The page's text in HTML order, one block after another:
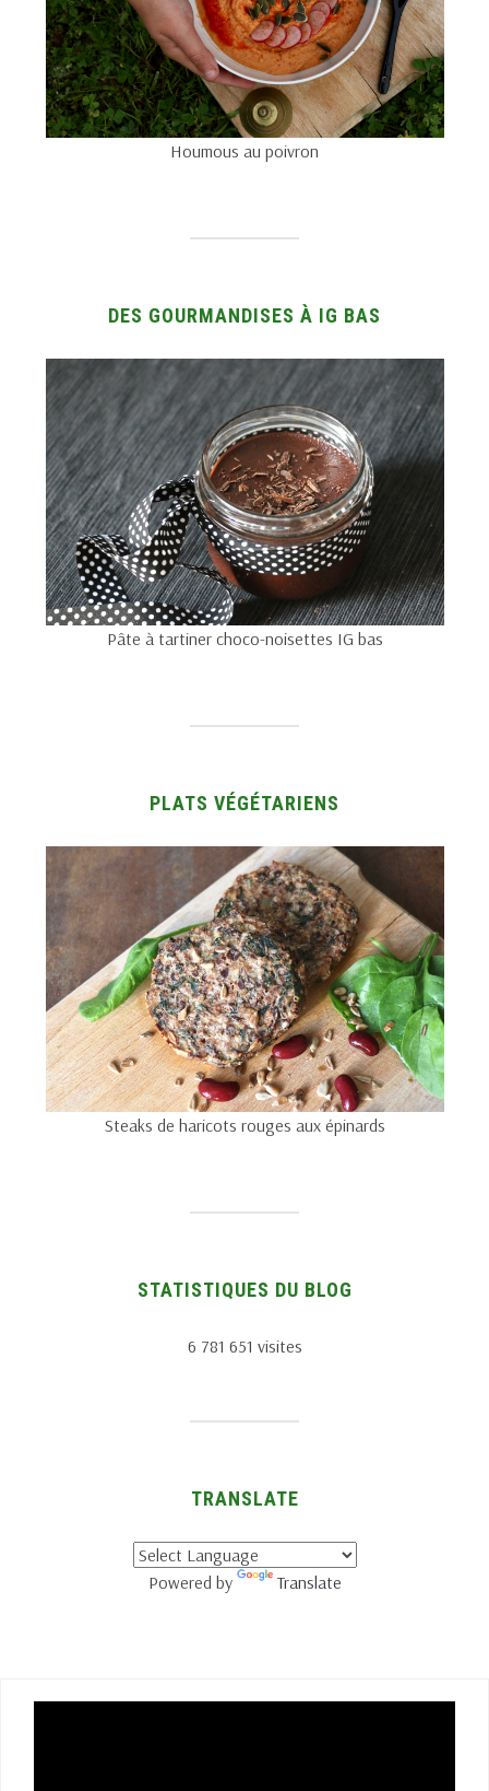
Houmous au poivron
DES GOURMANDISES À IG BAS
Pâte à tartiner choco-noisettes IG bas
PLATS VÉGÉTARIENS
Steaks de haricots rouges aux épinards
STATISTIQUES DU BLOG
6 781 651 visites
TRANSLATE
Powered by Translate